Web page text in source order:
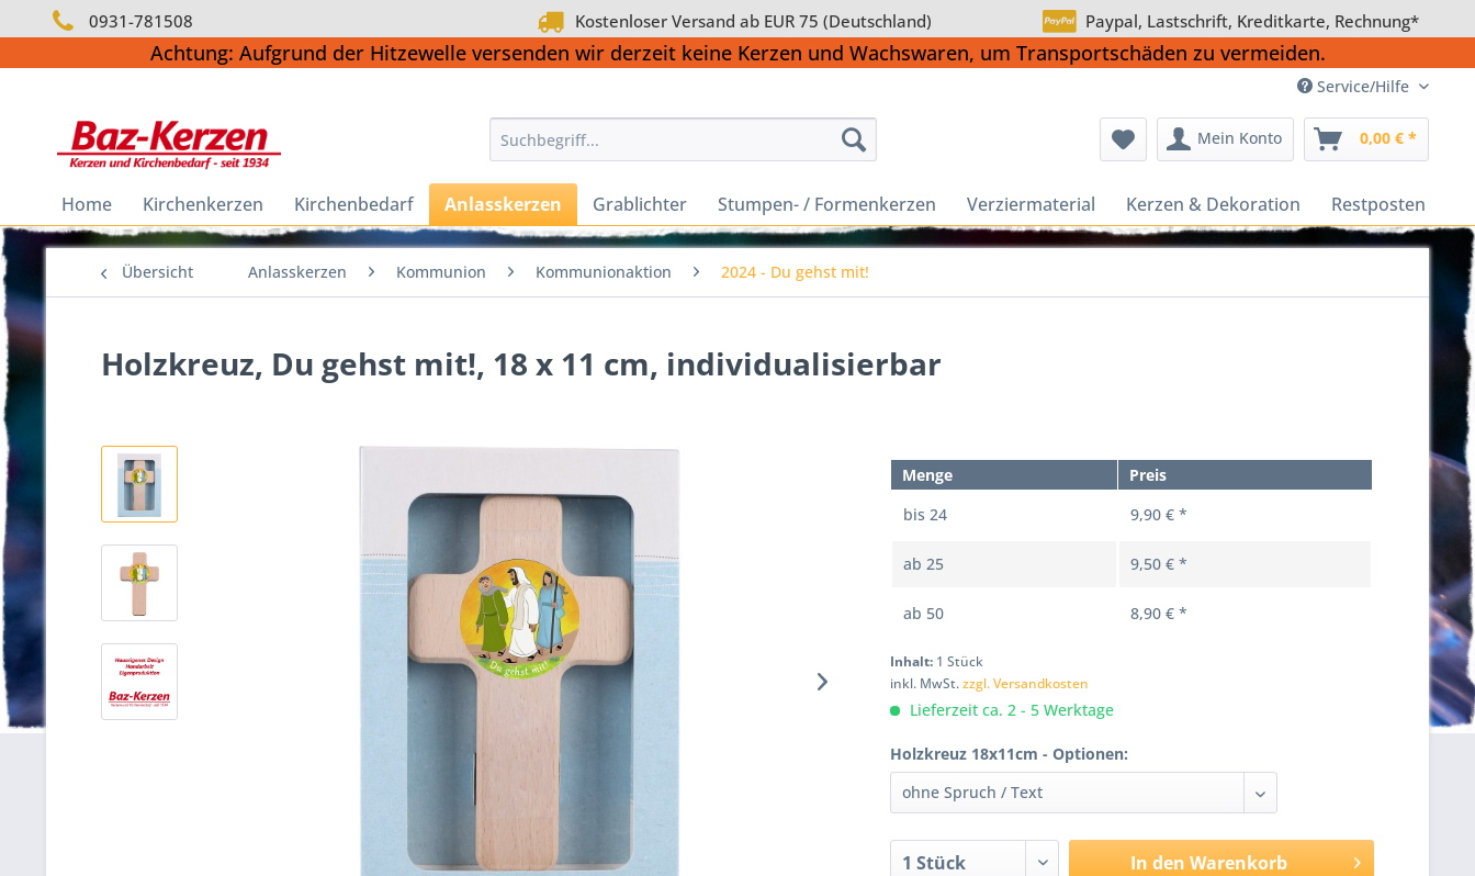
0931-781508 Kostenloser Versand ab EUR 75 (Deutschland) Paypal, Lastschrift, Kreditkarte, Rechnung*
Achtung: Aufgrund der Hitzewelle versenden wir derzeit keine Kerzen und Wachswaren, um Transportschäden zu vermeiden.
Service/Hilfe
Mein Konto 0,00 € *
Home Kirchenkerzen Kirchenbedarf Anlasskerzen Grablichter Stumpen- / Formenkerzen Verziermaterial Kerzen & Dekoration Restposten
Übersicht Anlasskerzen Kommunion Kommunionaktion 2024 - Du gehst mit!
Holzkreuz, Du gehst mit!, 18 x 11 cm, individualisierbar
Menge
Preis
bis24 9,90 € *
ab25 9,50 € *
ab 50 8,90 € *
Inhalt: 1 Stück
inkl. MwSt.zzgl. Versandkosten
Lieferzeit ca. 2 - 5 Werktage
Holzkreuz 18x11cm - Optionen:
In den Warenkorb